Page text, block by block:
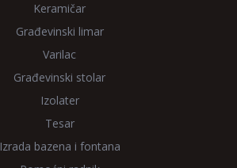
Keramičar
Građevinski limar
Varilac
Građevinski stolar
Izolater
Tesar
Izrada bazena i fontana